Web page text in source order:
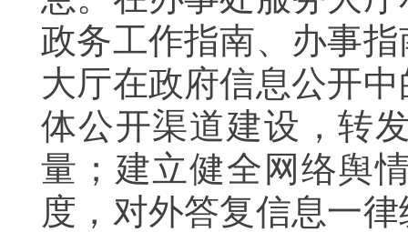
政务工作指南、办事
大厅在政府信息公开
体公开渠道建设，转
量；建立健全网络舆
度，对外答复信息一